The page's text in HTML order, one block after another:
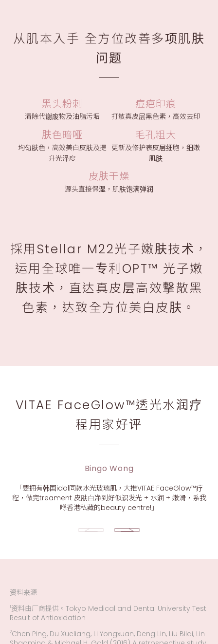
从肌本入手 全方位改善多项肌肤
问题
黑头粉刺
清除代谢废物及油脂污垢
痘疤印痕
打散真皮层黑色素，高效去印
肤色暗哑
均匀肤色，高效美白皮肤及提
升光泽度
毛孔粗大
更新及修护表皮层细胞，细嫩
肌肤
皮肤干燥
源头直接保湿，肌肤饱满弹润
採用Stellar M22光子嫩肤技术，
运用全球唯一专利OPT™ 光子嫩
肤技术，直达真皮层高效撃散黑
色素，达致全方位美白皮肤。
VITAE FaceGlow™透光水润疗
程用家好评
Bingo Wong
「要拥有韩国idol同款水光玻璃肌，大推VITAE FaceGlow™疗
程，做完treament 皮肤白净到好似识发光 + 水润 + 嫩滑，系我
喺香港私藏的beauty centre!」
资料来源
1资料由厂商提供。Tokyo Medical and Dental University Test
Result of Antioxidation
2Chen Ping, Du Xueliang, Li Yongxuan, Deng Lin, Liu Bilai, Lin